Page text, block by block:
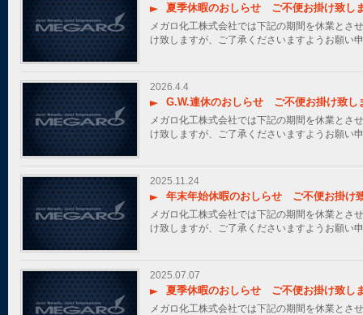
夏季休暇のおしらせ ご不便お掛け致し
メガロ化工株式会社では下記の期間を休業とさ
け致しますが、ご了承くださいますようお願
2026.4.4
G.W.連休のおしらせ ご不便お掛け致し
メガロ化工株式会社では下記の期間を休業とさ
け致しますが、ご了承くださいますようお願
2025.11.24
年末年始休暇のおしらせ ご不便お掛け
メガロ化工株式会社では下記の期間を休業とさ
け致しますが、ご了承くださいますようお願
2025.07.07
夏季休暇のおしらせ ご不便お掛け致し
メガロ化工株式会社では下記の期間を休業とさ